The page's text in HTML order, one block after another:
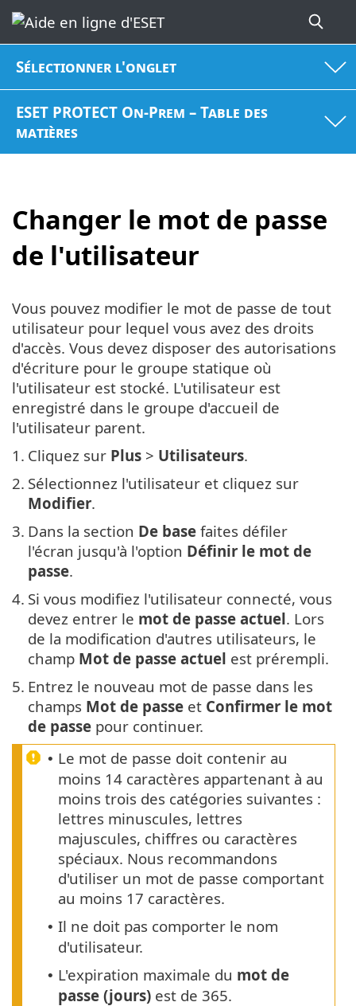
Sélectionner l'onglet
ESET PROTECT On-Prem – Table des
matières
Changer le mot de passe
de l'utilisateur
Vous pouvez modifier le mot de passe de tout
utilisateur pour lequel vous avez des droits
d'accès. Vous devez disposer des autorisations
d'écriture pour le groupe statique où
l'utilisateur est stocké. L'utilisateur est
enregistré dans le groupe d'accueil de
l'utilisateur parent.
1. Cliquez sur Plus > Utilisateurs.
2. Sélectionnez l'utilisateur et cliquez sur
Modifier.
3. Dans la section De base faites défiler
l'écran jusqu'à l'option Définir le mot de
passe.
4. Si vous modifiez l'utilisateur connecté, vous
devez entrer le mot de passe actuel. Lors
de la modification d'autres utilisateurs, le
champ Mot de passe actuel est prérempli.
5. Entrez le nouveau mot de passe dans les
champs Mot de passe et Confirmer le mot
de passe pour continuer.
• Le mot de passe doit contenir au
moins 14 caractères appartenant à au
moins trois des catégories suivantes :
lettres minuscules, lettres
majuscules, chiffres ou caractères
spéciaux. Nous recommandons
d'utiliser un mot de passe comportant
au moins 17 caractères.
• Il ne doit pas comporter le nom
d'utilisateur.
• L'expiration maximale du mot de
passe (jours) est de 365.